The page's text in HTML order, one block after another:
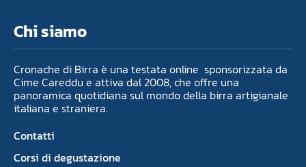
Chi siamo
Cronache di Birra è una testata online sponsorizzata da
Cime Careddu e attiva dal 2008, che offre una
panoramica quotidiana sul mondo della birra artigianale
italiana e straniera.
Contatti
Corsi di degustazione